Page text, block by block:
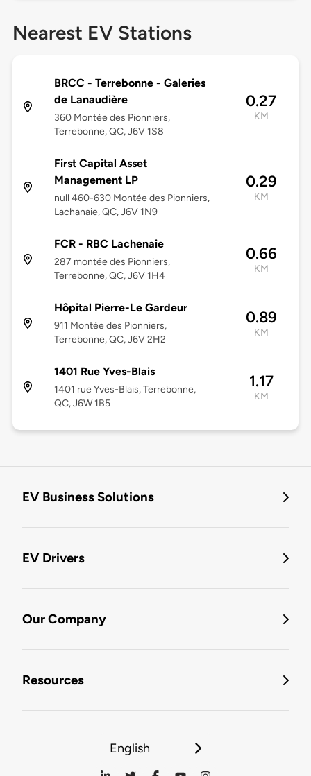
Nearest EV Stations
BRCC - Terrebonne - Galeries
de Lanaudière
360 Montée des Pionniers,
Terrebonne, QC, J6V 1S8
0.27
KM
First Capital Asset
Management LP
null 460-630 Montée des Pionniers,
Lachanaie, QC, J6V 1N9
0.29
KM
FCR - RBC Lachenaie
287 montée des Pionniers,
Terrebonne, QC, J6V 1H4
0.66
KM
Hôpital Pierre-Le Gardeur
911 Montée des Pionniers,
Terrebonne, QC, J6V 2H2
0.89
KM
1401 Rue Yves-Blais
1401 rue Yves-Blais, Terrebonne,
QC, J6W 1B5
1.17
KM
EV Business Solutions
EV Drivers
Our Company
Resources
English